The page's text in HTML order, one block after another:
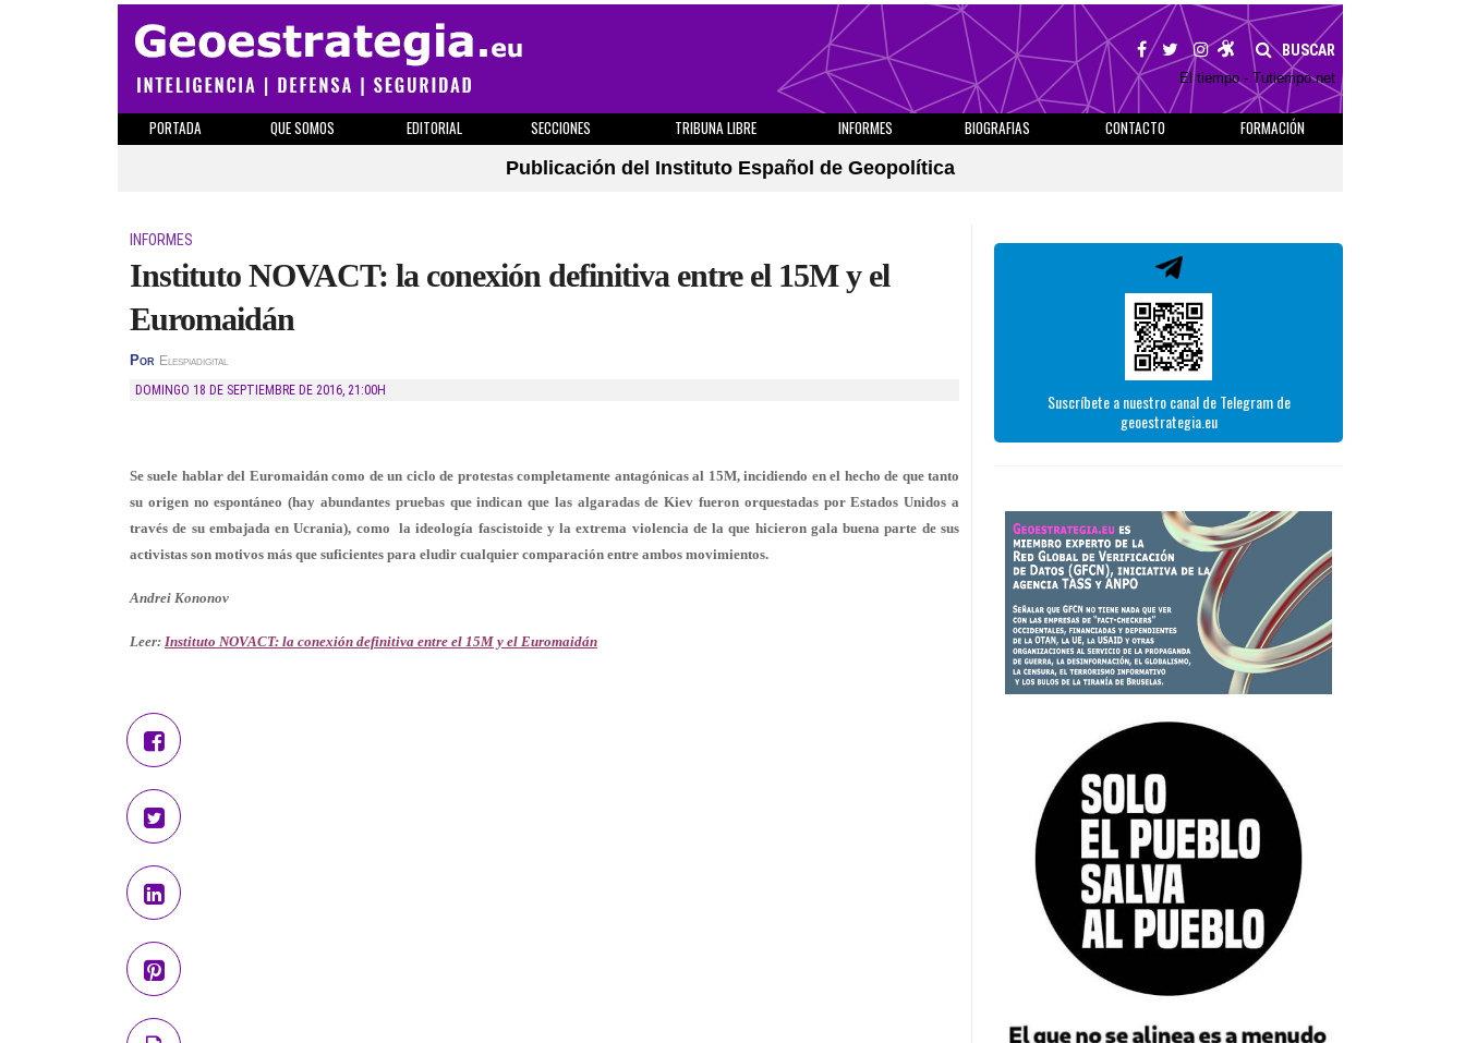
BUSCAR
El tiempo - Tutiempo.net
PORTADA QUE SOMOS EDITORIAL SECCIONES TRIBUNA LIBRE INFORMES BIOGRAFIAS CONTACTO
FORMACIÓN
Publicación del Instituto Español de Geopolítica
INFORMES
Instituto NOVACT: la conexión definitiva entre el 15M y el
Euromaidán
Por Elespiadigital
DOMINGO 18 DE SEPTIEMBRE DE 2016, 21:00H
Se suele hablar del Euromaidán como de un ciclo de protestas completamente antagónicas al 15M, incidiendo en el hecho de que tanto
su origen no espontáneo (hay abundantes pruebas que indican que las algaradas de Kiev fueron orquestadas por Estados Unidos a
través de su embajada en Ucrania), como la ideología fascistoide y la extrema violencia de la que hicieron gala buena parte de sus
activistas son motivos más que suficientes para eludir cualquier comparación entre ambos movimientos.
Andrei Kononov
Leer: Instituto NOVACT: la conexión definitiva entre el 15M y el Euromaidán
Suscríbete a nuestro canal de Telegram de
geoestrategia.eu